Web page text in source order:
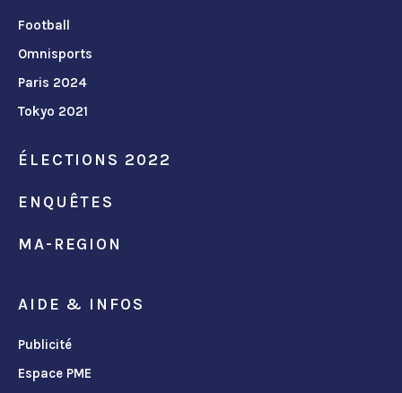
Football
Omnisports
Paris 2024
Tokyo 2021
ÉLECTIONS 2022
ENQUÊTES
MA-REGION
AIDE & INFOS
Publicité
Espace PME